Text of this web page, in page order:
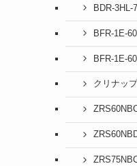
BDR-3HL-
BFR-1E-
BFR-1E-
クリナップ